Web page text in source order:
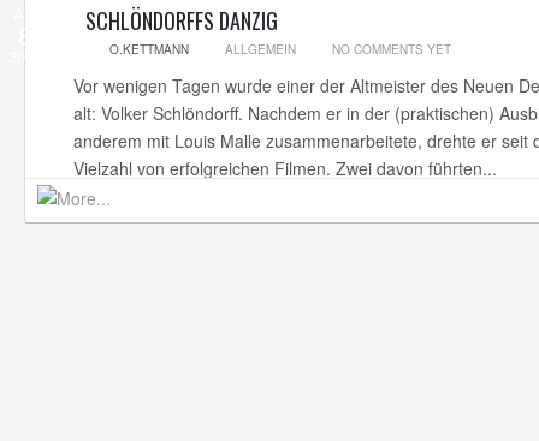
8 SCHLÖNDORFFS DANZIG
O.KETTMANN ALLGEMEIN NO COMMENTS YET
Vor wenigen Tagen wurde einer der Altmeister des Neuen
alt: Volker Schlöndorff. Nachdem er in der (praktischen)
anderem mit Louis Malle zusammenarbeitete, drehte er seit
Vielzahl von erfolgreichen Filmen. Zwei davon führten...